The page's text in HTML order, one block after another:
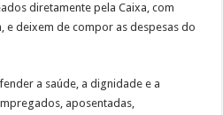
diretamente pela Caixa, com
e deixem de compor as despesas do
a saúde, a dignidade e a
aposentadas,